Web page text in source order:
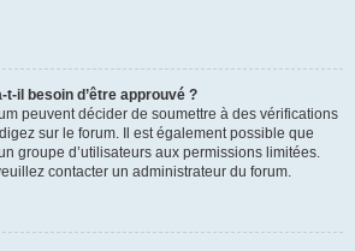
t-il besoin d’être approuvé ?
peuvent décider de soumettre à des vérifications
sur le forum. Il est également possible que
groupe d’utilisateurs aux permissions limitées.
contacter un administrateur du forum.